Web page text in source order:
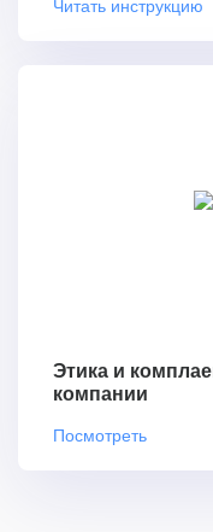
Читать инструкцию
Этика и
компании
Посмотреть